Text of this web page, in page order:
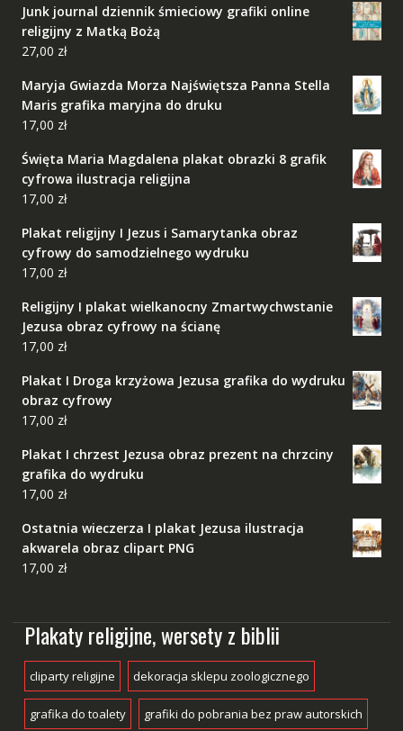
Junk journal dziennik śmieciowy grafiki online
religijny z Matką Bożą
27,00 zł
Maryja Gwiazda Morza Najświętsza Panna Stella
Maris grafika maryjna do druku
17,00 zł
Święta Maria Magdalena plakat obrazki 8 grafik
cyfrowa ilustracja religijna
17,00 zł
Plakat religijny I Jezus i Samarytanka obraz
cyfrowy do samodzielnego wydruku
17,00 zł
Religijny I plakat wielkanocny Zmartwychwstanie
Jezusa obraz cyfrowy na ścianę
17,00 zł
Plakat I Droga krzyżowa Jezusa grafika do wydruku
obraz cyfrowy
17,00 zł
Plakat I chrzest Jezusa obraz prezent na chrzciny
grafika do wydruku
17,00 zł
Ostatnia wieczerza I plakat Jezusa ilustracja
akwarela obraz clipart PNG
17,00 zł
Plakaty religijne, wersety z biblii
cliparty religijne dekoracja sklepu zoologicznego
grafika do toalety grafiki do pobrania bez praw autorskich